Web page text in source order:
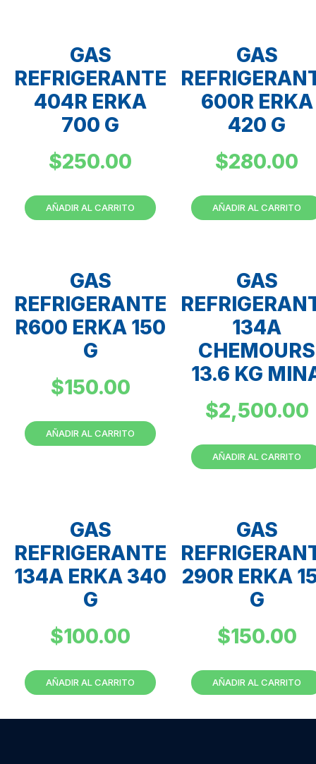
GAS
REFRIGERANTE
404R ERKA
700 G
$250.00
AÑADIR AL CARRITO
GAS
600R ERKA
420 G
$280.00
AÑADIR AL CARRITO
GAS
REFRIGERANTE
R600 ERKA 150
G
$150.00
AÑADIR AL CARRITO
GAS
134A
CHEMOURS
13.6 KG
$2,500.00
AÑADIR AL CARRITO
GAS
REFRIGERANTE
134A ERKA 340
G
$100.00
AÑADIR AL CARRITO
GAS
290R ERKA
G
$150.00
AÑADIR AL CARRITO